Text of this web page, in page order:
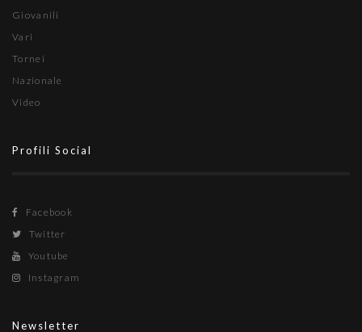
Giovanili
Vari
Tornei
Nazionale
Video
Profili Social
Facebook
Twitter
Youtube
Instagram
Newsletter